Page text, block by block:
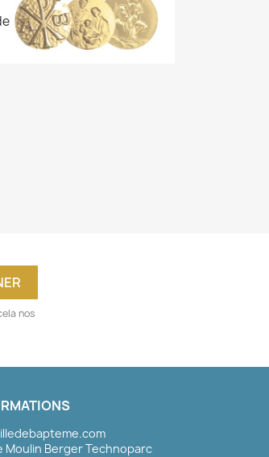
nos
Moulin Berger Technoparc